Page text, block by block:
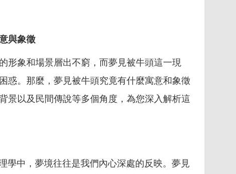
與象徵
形象和場景層出不窮，而夢見被牛頭這一現
惑。那麼，夢見被牛頭究竟有什麼寓意和象徵
景以及民間傳說等多個角度，為您深入解析這
學中，夢境往往是我們內心深處的反映。夢見